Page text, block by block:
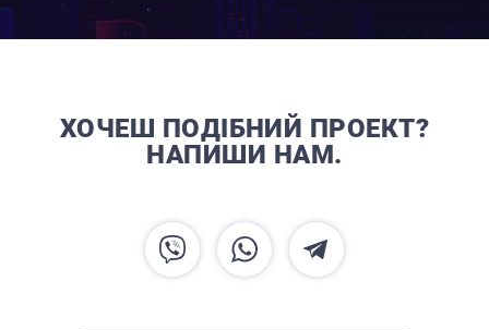
ХОЧЕШ ПОДІБНИЙ ПРОЕКТ?
НАПИШИ НАМ.